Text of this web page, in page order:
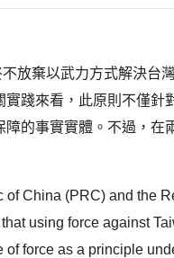
放棄以武力方式解決台
踐來看，此原則不僅
的事實實體。不過，在
China (PRC) and the
using force against
force as a principle